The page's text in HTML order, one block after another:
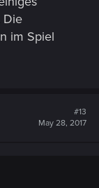
Die
im Spiel
#13
May 28, 2017